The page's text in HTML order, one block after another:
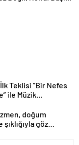
Teklisi “Bir Nefes
ile Müzik
doğum
göz